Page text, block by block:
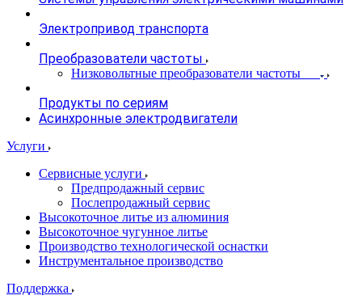
Электропривод транспорта
Преобразователи частоты
Низковольтные преобразователи частоты
Продукты по сериям
Асинхронные электродвигатели
Услуги
Сервисные услуги
Предпродажный сервис
Послепродажный сервис
Высокоточное литье из алюминия
Высокоточное чугунное литье
Производство технологической оснастки
Инструментальное производство
Поддержка